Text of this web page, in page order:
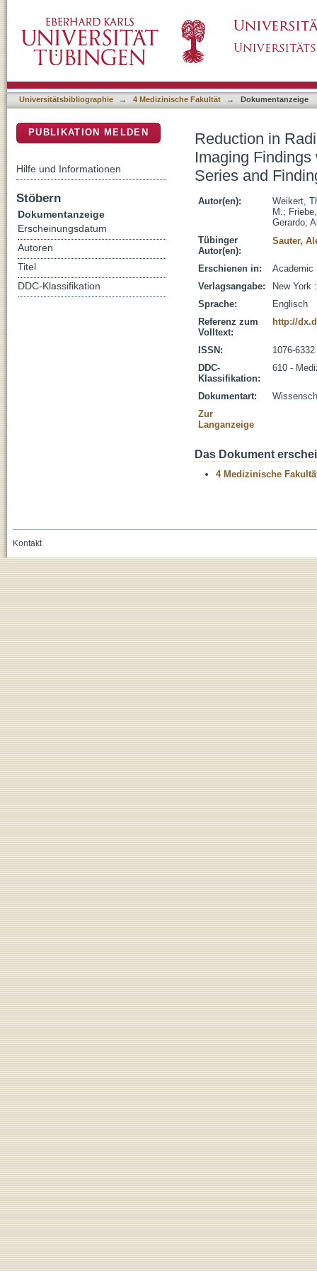
Learning Identification of Relevant Priors,
Universitätsbibliographie → 4 Medizinische Fakultät → Dokumentanzeige
Reduction in
Imaging
Series and
Autor(en):
Weikert,
M.;
Gerardo;
Tübinger
Autor(en):
Sauter,
Erschienen in:
Academic
Verlagsangabe:
New York
Sprache:
Englisch
Referenz zum
Volltext:
http://
ISSN:
1076-6332
DDC-
Klassifikation:
610 -
Dokumentart:
Zur
Langanzeige
Das Dokument
4 Medizinische
PUBLIKATION MELDEN
Hilfe und Informationen
Stöbern
Dokumentanzeige
Erscheinungsdatum
Autoren
Titel
DDC-Klassifikation
Kontakt